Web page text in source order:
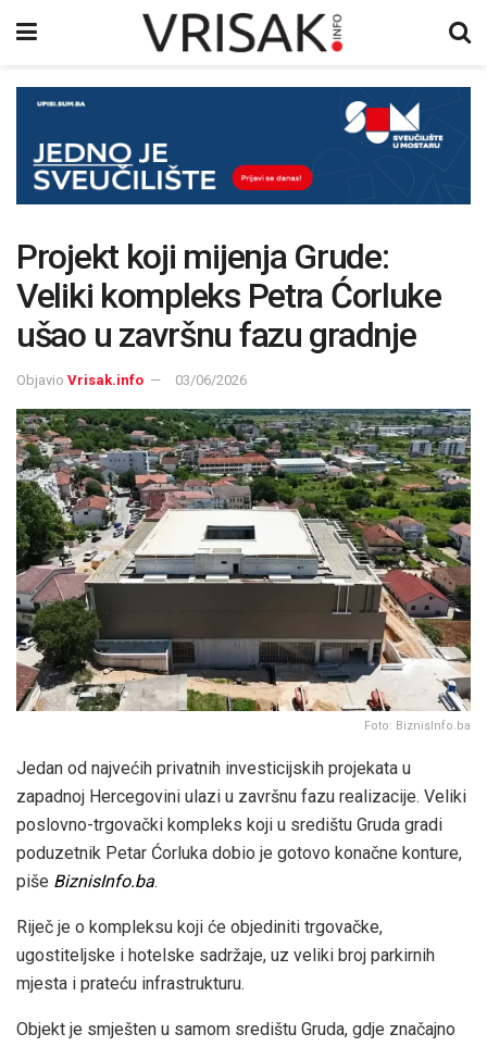
Projekt koji mijenja Grude:
Veliki kompleks Petra Ćorluke
ušao u završnu fazu gradnje
Objavio Vrisak.info 03/06/2026
Foto: BiznisInfo.ba
Jedan od najvećih privatnih investicijskih projekata u
zapadnoj Hercegovini ulazi u završnu fazu realizacije. Veliki
poslovno-trgovački kompleks koji u središtu Gruda gradi
poduzetnik Petar Ćorluka dobio je gotovo konačne konture,
piše BiznisInfo.ba.
Riječ je o kompleksu koji će objediniti trgovačke,
ugostiteljske i hotelske sadržaje, uz veliki broj parkirnih
mjesta i prateću infrastrukturu.
Objekt je smješten u samom središtu Gruda, gdje značajno